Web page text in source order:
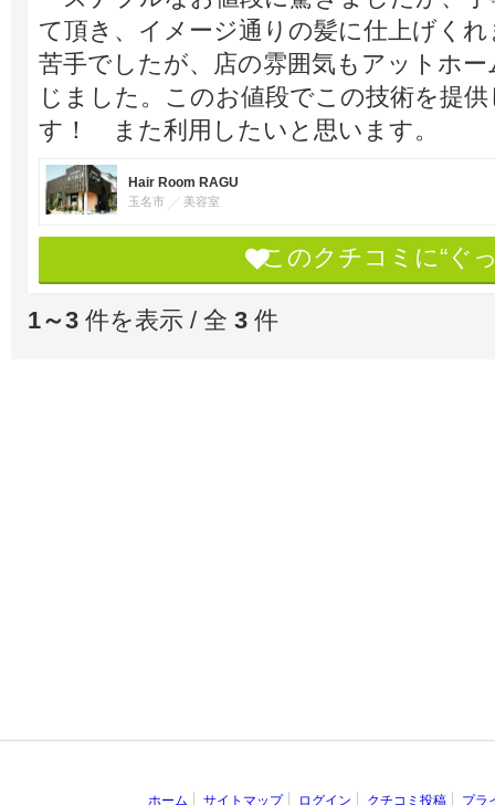
て頂き、イメージ通りの髪に仕上げく
苦手でしたが、店の雰囲気もアットホ
じました。このお値段でこの技術を提
す！ また利用したいと思います。
Hair Room RAGU
玉名市 美容室
このクチコミに“ぐ
1～3 件を表示 / 全 3 件
ホーム サイトマップ ログイン クチコミ投稿 プラ